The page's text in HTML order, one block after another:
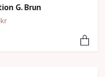
G. Brun